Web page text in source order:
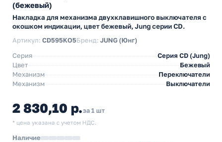
(бежевый)
Накладка для механизма двухклавишного выключателя с
окошком индикации, цвет бежевый, Jung серии CD.
Артикул: CD595KO5Бренд: JUNG (Юнг)
Серия
Серия CD (Jung)
Цвет
Бежевый
Механизм
Переключатели
Механизм
Выключатели
2 830,10 р.за 1 шт
* цена указана с учетом НДС.
Наличие